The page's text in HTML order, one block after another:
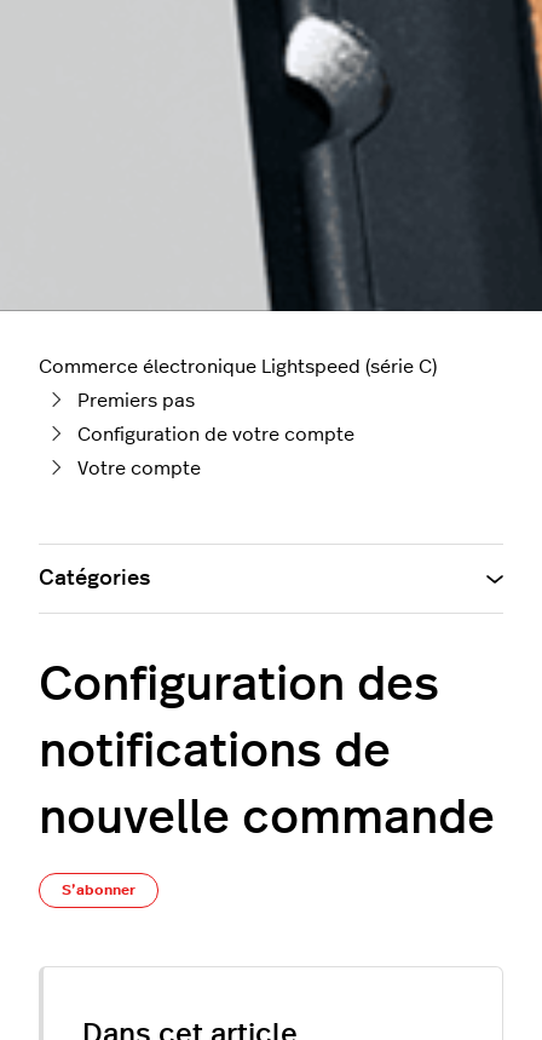
Commerce électronique Lightspeed (série C)
Premiers pas
Configuration de votre compte
Votre compte
Configuration des
notifications de
nouvelle commande
S’abonner
Catégories